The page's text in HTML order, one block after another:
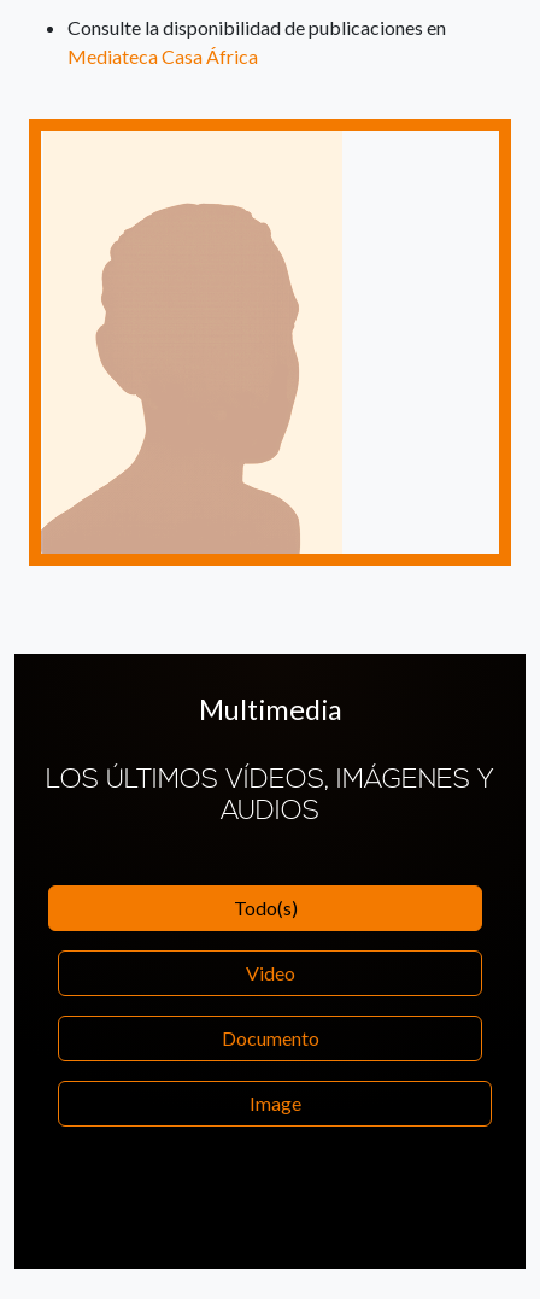
Consulte la disponibilidad de publicaciones en
Mediateca Casa África
Multimedia
LOS ÚLTIMOS VÍDEOS, IMÁGENES Y
AUDIOS
Todo(s)
Video
Documento
Image